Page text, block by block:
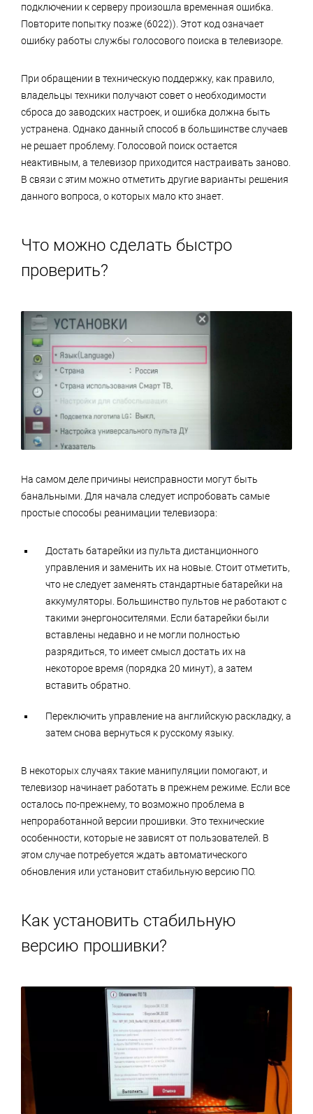
подключении к серверу произошла временная ошибка.
Повторите попытку позже (6022)). Этот код означает
ошибку работы службы голосового поиска в телевизоре.
При обращении в техническую поддержку, как правило,
владельцы техники получают совет о необходимости
сброса до заводских настроек, и ошибка должна быть
устранена. Однако данный способ в большинстве случаев
не решает проблему. Голосовой поиск остается
неактивным, а телевизор приходится настраивать заново.
В связи с этим можно отметить другие варианты решения
данного вопроса, о которых мало кто знает.
Что можно сделать быстро
проверить?
На самом деле причины неисправности могут быть
банальными. Для начала следует испробовать самые
простые способы реанимации телевизора:
Достать батарейки из пульта дистанционного
управления и заменить их на новые. Стоит отметить,
что не следует заменять стандартные батарейки на
аккумуляторы. Большинство пультов не работают с
такими энергоносителями. Если батарейки были
вставлены недавно и не могли полностью
разрядиться, то имеет смысл достать их на
некоторое время (порядка 20 минут), а затем
вставить обратно.
Переключить управление на английскую раскладку, а
затем снова вернуться к русскому языку.
В некоторых случаях такие манипуляции помогают, и
телевизор начинает работать в прежнем режиме. Если все
осталось по-прежнему, то возможно проблема в
непроработанной версии прошивки. Это технические
особенности, которые не зависят от пользователей. В
этом случае потребуется ждать автоматического
обновления или установит стабильную версию ПО.
Как установить стабильную
версию прошивки?